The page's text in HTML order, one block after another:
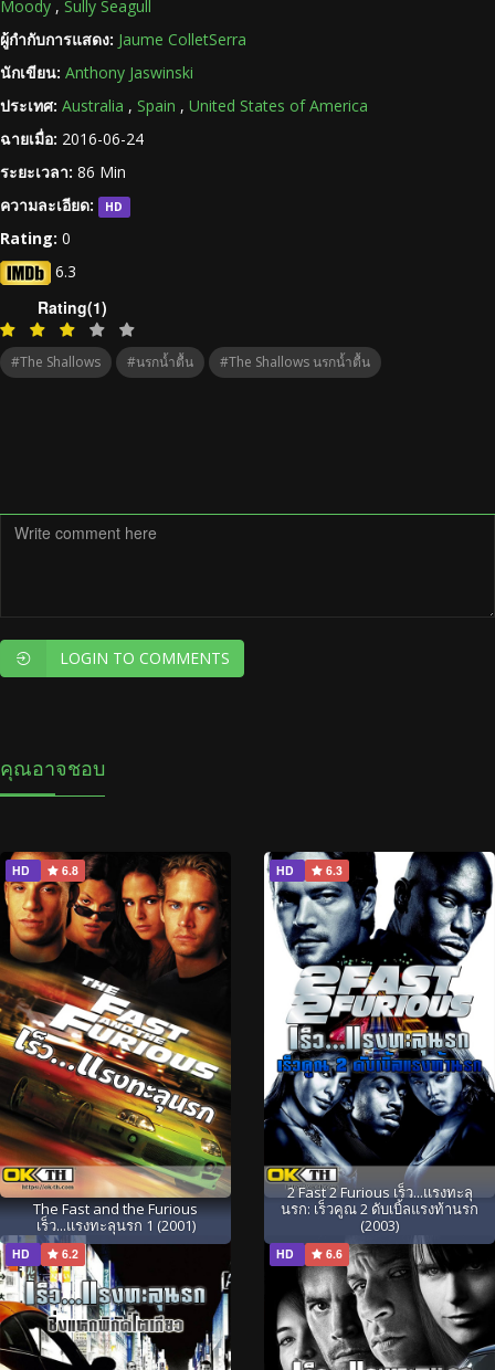
Moody , Sully Seagull
ผู้กำกับการแสดง: Jaume ColletSerra
นักเขียน: Anthony Jaswinski
ประเทศ: Australia , Spain , United States of America
ฉายเมื่อ: 2016-06-24
ระยะเวลา: 86 Min
ความละเอียด:
HD
Rating: 0
6.3
Rating(1)
#The Shallows #นรกน้ำตื้น #The Shallows นรกน้ำตื้น
LOGIN TO COMMENTS
คุณอาจชอบ
HD 6.8
The Fast and the Furious
เร็ว...แรงทะลุนรก 1 (2001)
HD 6.3
2 Fast 2 Furious เร็ว...แรงทะลุ
นรก: เร็วคูณ 2 ดับเบิ้ลแรงท้านรก
(2003)
HD 6.2 HD 6.6